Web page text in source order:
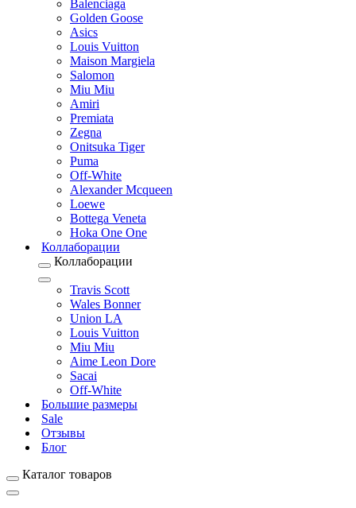
Balenciaga
Golden Goose
Asics
Louis Vuitton
Maison Margiela
Salomon
Miu Miu
Amiri
Premiata
Zegna
Onitsuka Tiger
Puma
Off-White
Alexander Mcqueen
Loewe
Bottega Veneta
Hoka One One
Коллаборации
Коллаборации
Travis Scott
Wales Bonner
Union LA
Louis Vuitton
Miu Miu
Aime Leon Dore
Sacai
Off-White
Большие размеры
Sale
Отзывы
Блог
Каталог товаров